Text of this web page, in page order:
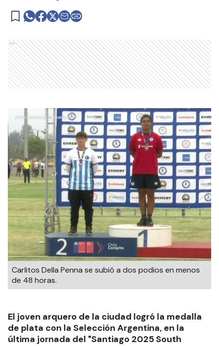
Ads
Carlitos Della Penna se subió a dos podios en menos
de 48 horas.
El joven arquero de la ciudad logró la medalla
de plata con la Selección Argentina, en la
última jornada del "Santiago 2025 South